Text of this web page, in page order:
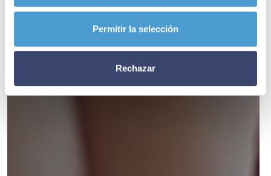
Permitir la selección
Rechazar